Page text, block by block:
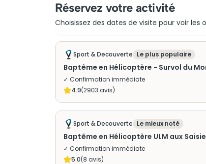
Réservez votre activité
Choisissez des dates de visite pour voir les
Sport & Decouverte Le plus populaire
Baptême en Hélicoptère - Survol du
✓ Confirmation immédiate
4.9(2903 avis)
Sport & Decouverte Le mieux noté
Baptême en Hélicoptère ULM aux
✓ Confirmation immédiate
5.0(8 avis)